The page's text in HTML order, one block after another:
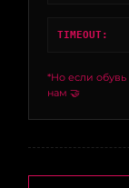
TIMEOUT:
*Но если
нам 🤝